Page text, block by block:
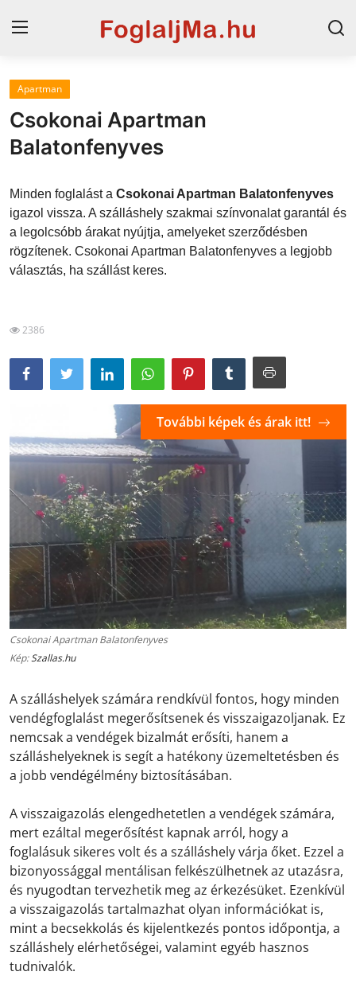
Horvát tengerpart
Magyarország
Szállások a Balatonon
Szállások Hajdúszoboszlón
Blog
Apartman
Csokonai Apartman
Balatonfenyves
Minden foglalást a Csokonai Apartman Balatonfenyves
igazol vissza. A szálláshely szakmai színvonalat garantál és
a legolcsóbb árakat nyújtja, amelyeket szerződésben
rögzítenek. Csokonai Apartman Balatonfenyves a legjobb
választás, ha szállást keres.
2386
Csokonai Apartman Balatonfenyves
Kép:Szallas.hu
További képek és árak itt!
A szálláshelyek számára rendkívül fontos, hogy minden
vendégfoglalást megerősítsenek és visszaigazoljanak. Ez
nemcsak a vendégek bizalmát erősíti, hanem a
szálláshelyeknek is segít a hatékony üzemeltetésben és
a jobb vendégélmény biztosításában.
A visszaigazolás elengedhetetlen a vendégek számára,
mert ezáltal megerősítést kapnak arról, hogy a
foglalásuk sikeres volt és a szálláshely várja őket. Ezzel a
bizonyossággal mentálisan felkészülhetnek az utazásra,
és nyugodtan tervezhetik meg az érkezésüket. Ezenkívül
a visszaigazolás tartalmazhat olyan információkat is,
mint a becsekkolás és kijelentkezés pontos időpontja, a
szálláshely elérhetőségei, valamint egyéb hasznos
tudnivalók.